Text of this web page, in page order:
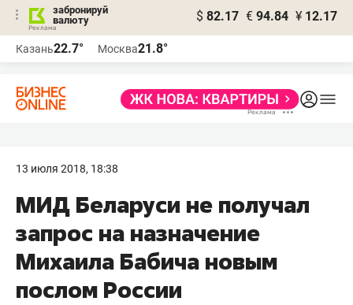
забронируй
валюту
$ 82.17 € 94.84 ¥ 12.17
Казань22.7° Москва21.8°
13 июля 2018, 18:38
МИД Беларуси не получал
запрос на назначение
Михаила Бабича новым
послом России